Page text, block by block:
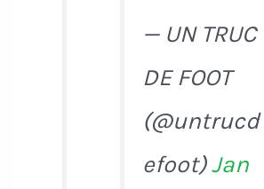
— UN TRUC
DE FOOT
(@untrucd
efoot)Jan